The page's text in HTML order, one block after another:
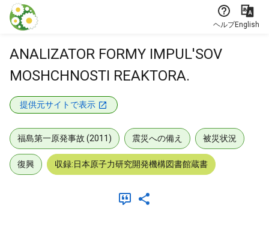
本文に飛ぶ
ヘルプEnglish
ANALIZATOR FORMY IMPUL'SOV
MOSHCHNOSTI REAKTORA.
提供元サイトで表示
福島第一原発事故 (2011) 震災への備え 被災状況
復興 収録:日本原子力研究開発機構図書館蔵書